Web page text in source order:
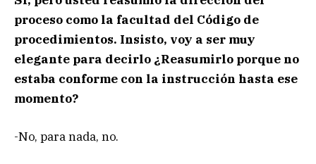
proceso como la facultad del Código de
procedimientos. Insisto, voy a ser muy
elegante para decirlo ¿Reasumirlo porque no
estaba conforme con la instrucción hasta ese
momento?
-No, para nada, no.